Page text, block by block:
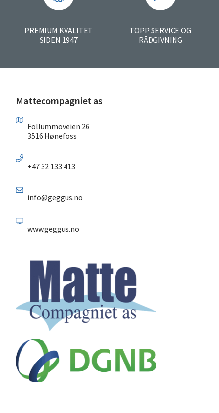
PREMIUM KVALITET
SIDEN 1947
TOPP SERVICE OG
RÅDGIVNING
Mattecompagniet as
Follummoveien 26
3516 Hønefoss
+47 32 133 413
info@geggus.no
www.geggus.no